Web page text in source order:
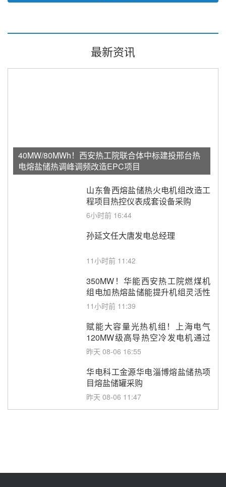
最新资讯
40MW/80MWh！西安热工院联合体中标建投邢台热
电熔盐储热调峰调频改造EPC项目
山东鲁西熔盐储热火电机组改造工
程项目热控仪表成套设备采购
6小时前 16:44
孙延文任大唐发电总经理
11小时前 11:42
350MW！华能西安热工院燃煤机
组电加热熔盐储能提升机组灵活性
改造项目初步设计第三方评审服务
11小时前 11:39
赋能大容量光热机组！上海电气
120MW级高导热空冷发电机通过
型式试验
昨天 08-06 16:55
华电科工金源华电淄博熔盐储热项
目熔盐储罐采购
昨天 08-06 11:47
光热示范电站二列蒸汽发生器设备